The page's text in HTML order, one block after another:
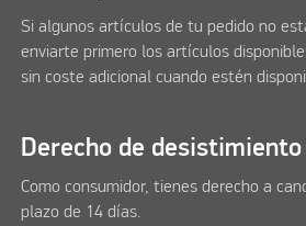
Si algunos artículos de tu pedido no
enviarte primero los artículos
sin coste adicional cuando estén
Derecho de desistimiento
Como consumidor, tienes derecho a
plazo de 14 días.